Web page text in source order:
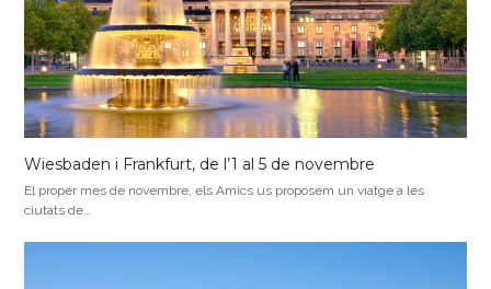
Wiesbaden i Frankfurt, de l’1 al 5 de novembre
El proper mes de novembre, els Amics us proposem un viatge a les
ciutats de…